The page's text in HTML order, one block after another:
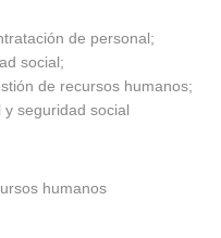
de personal;
social;
de recursos humanos;
seguridad social
humanos